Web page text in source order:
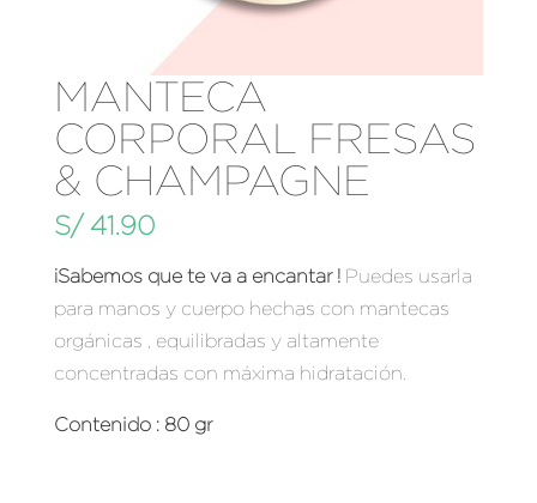
MANTECA
CORPORAL FRESAS
& CHAMPAGNE
S/41.90
¡Sabemos que te va a encantar ! Puedes usarla
para manos y cuerpo hechas con mantecas
orgánicas , equilibradas y altamente
concentradas con máxima hidratación.
Contenido : 80 gr